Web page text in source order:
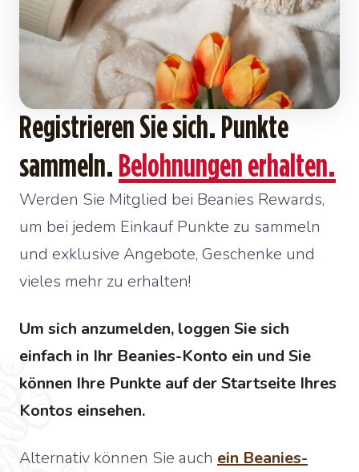
Registrieren Sie sich. Punkte
sammeln. Belohnungen erhalten.
Werden Sie Mitglied bei Beanies Rewards,
um bei jedem Einkauf Punkte zu sammeln
und exklusive Angebote, Geschenke und
vieles mehr zu erhalten!
Um sich anzumelden, loggen Sie sich
einfach in Ihr Beanies-Konto ein und Sie
können Ihre Punkte auf der Startseite Ihres
Kontos einsehen.
Alternativ können Sie auch ein Beanies-